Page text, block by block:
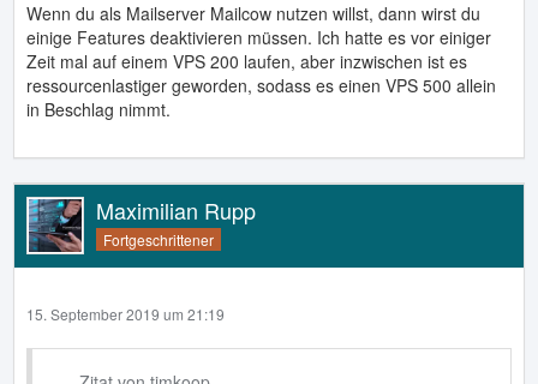
Wenn du als Mailserver Mailcow nutzen willst, dann wirst du
einige Features deaktivieren müssen. Ich hatte es vor einiger
Zeit mal auf einem VPS 200 laufen, aber inzwischen ist es
ressourcenlastiger geworden, sodass es einen VPS 500 allein
in Beschlag nimmt.
Maximilian Rupp
Fortgeschrittener
15. September 2019 um 21:19